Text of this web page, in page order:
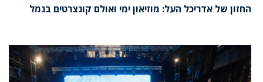
החזון של אדריכל העל: מוזיאון ימי ואולם קונצרטים בנמל